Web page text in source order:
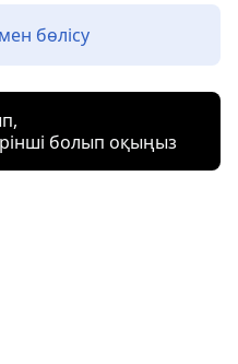
бөлісу
болып оқыңыз